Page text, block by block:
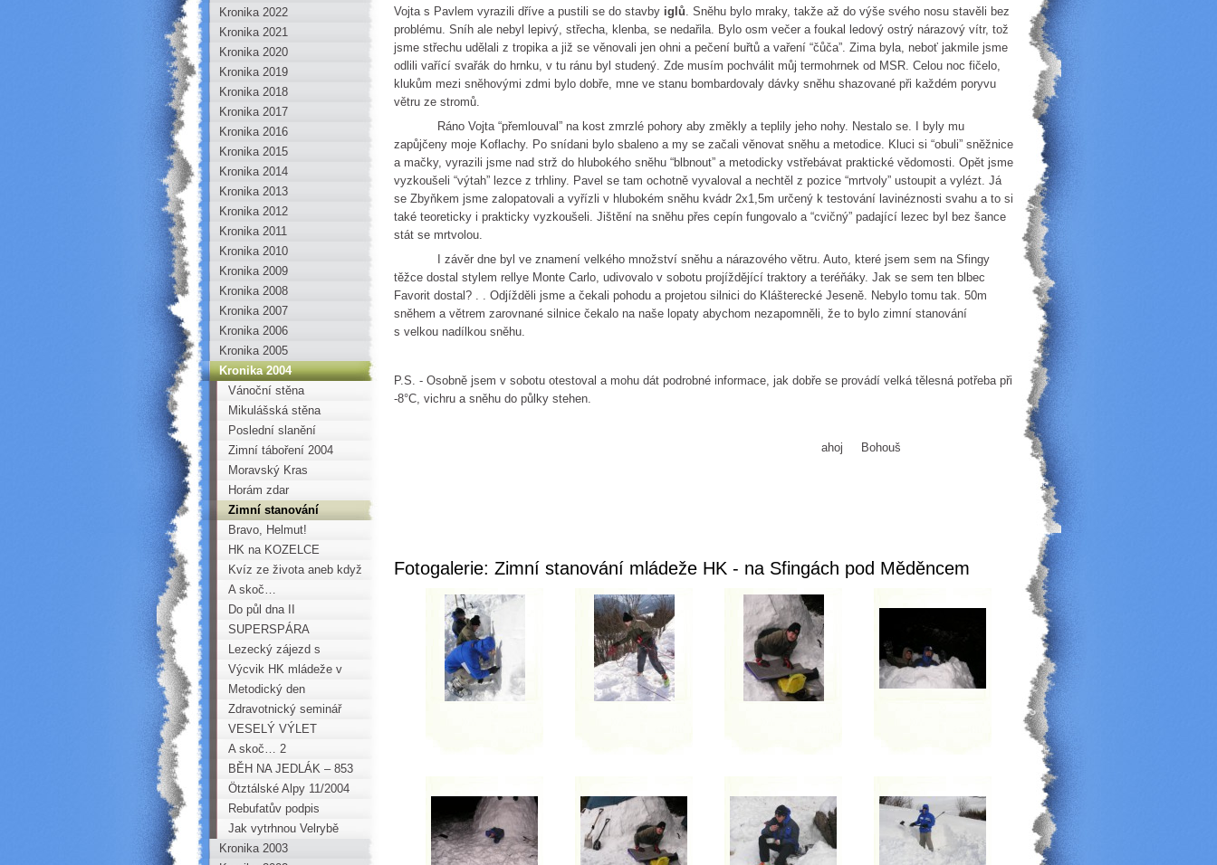
Vojta s Pavlem vyrazili dříve a pustili se do stavby iglů. Sněhu bylo mraky, takže až do výše svého nosu stavěli bez
problému. Sníh ale nebyl lepivý, střecha, klenba, se nedařila. Bylo osm večer a foukal ledový ostrý nárazový vítr, tož
jsme střechu udělali z tropika a již se věnovali jen ohni a pečení buřtů a vaření “čůča”. Zima byla, neboť jakmile jsme
odlili vařící svařák do hrnku, v tu ránu byl studený. Zde musím pochválit můj termohrnek od MSR. Celou noc fičelo,
klukům mezi sněhovými zdmi bylo dobře, mne ve stanu bombardovaly dávky sněhu shazované při každém poryvu
větru ze stromů.
Ráno Vojta “přemlouval” na kost zmrzlé pohory aby změkly a teplily jeho nohy. Nestalo se. I byly mu
zapůjčeny moje Koflachy. Po snídani bylo sbaleno a my se začali věnovat sněhu a metodice. Kluci si “obuli” sněžnice
a mačky, vyrazili jsme nad strž do hlubokého sněhu “blbnout” a metodicky vstřebávat praktické vědomosti. Opět jsme
vyzkoušeli “výtah” lezce z trhliny. Pavel se tam ochotně vyvaloval a nechtěl z pozice “mrtvoly” ustoupit a vylézt. Já
se Zbyňkem jsme zalopatovali a vyřízli v hlubokém sněhu kvádr 2x1,5m určený k testování lavinéznosti svahu a to si
také teoreticky i prakticky vyzkoušeli. Jištění na sněhu přes cepín fungovalo a “cvičný” padající lezec byl bez šance
stát se mrtvolou.
I závěr dne byl ve znamení velkého množství sněhu a nárazového větru. Auto, které jsem sem na Sfingy
těžce dostal stylem rellye Monte Carlo, udivovalo v sobotu projíždějící traktory a teréňáky. Jak se sem ten blbec
Favorit dostal? . . Odjížděli jsme a čekali pohodu a projetou silnici do Klášterecké Jeseně. Nebylo tomu tak. 50m
sněhem a větrem zarovnané silnice čekalo na naše lopaty abychom nezapomněli, že to bylo zimní stanování
s velkou nadílkou sněhu.
P.S. - Osobně jsem v sobotu otestoval a mohu dát podrobné informace, jak dobře se provádí velká tělesná potřeba při
-8°C, vichru a sněhu do půlky stehen.
ahoj Bohouš
Fotogalerie: Zimní stanování mládeže HK - na Sfingách pod Měděncem
Kronika 2022
Kronika 2021
Kronika 2020
Kronika 2019
Kronika 2018
Kronika 2017
Kronika 2016
Kronika 2015
Kronika 2014
Kronika 2013
Kronika 2012
Kronika 2011
Kronika 2010
Kronika 2009
Kronika 2008
Kronika 2007
Kronika 2006
Kronika 2005
Kronika 2004
Vánoční stěna
HOROKROUŽKU
Mikulášská stěna
HOROKROUŽKU
Poslední slanění
Horoklubu Chomutov
Zimní táboření 2004
Moravský Kras
Horám zdar
Zimní stanování
mládeže HK - na
Sfingách pod
Měděncem
Bravo, Helmut!
HK na KOZELCE
Kvíz ze života aneb když
BB kleje!
A skoč…
Do půl dna II
SUPERSPÁRA
Lezecký zájezd s
mládeží do italských
Dolomit
Výcvik HK mládeže v
Perštejně a na Bořeni!!
Metodický den
Zdravotnický seminář
instruktorů
VESELÝ VÝLET
A skoč… 2
BĚH NA JEDLÁK – 853
m n.m.
Ötztálské Alpy 11/2004
Rebufatův podpis
Jak vytrhnou Velrybě
stoličku !!
Kronika 2003